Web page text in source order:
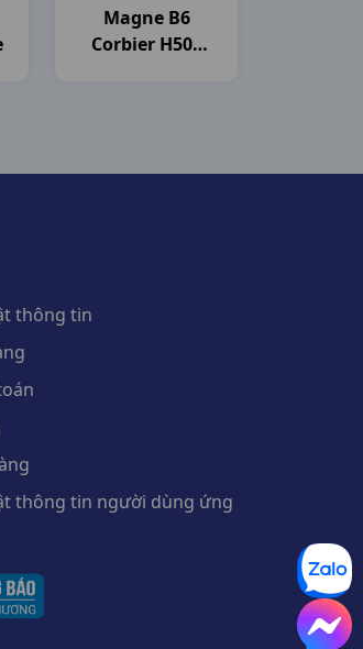
Magne B6
Corbier H50v
thông tin
thông tin người dùng ứng